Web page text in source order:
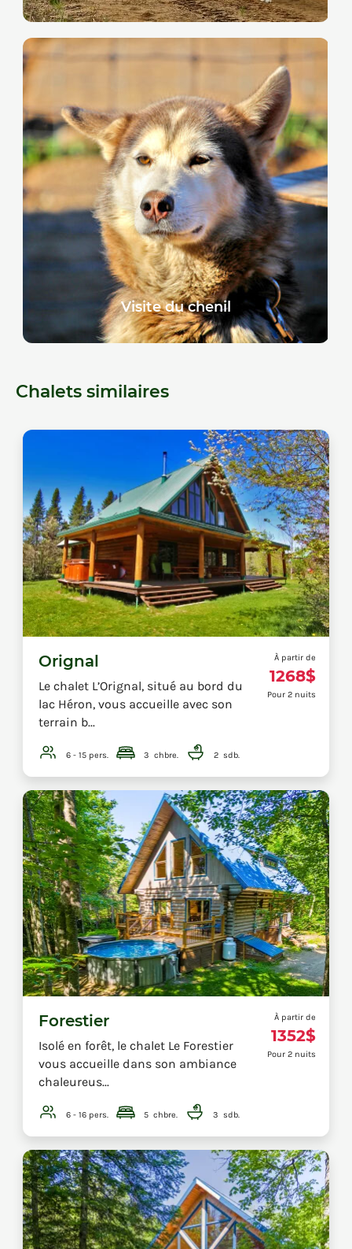
Visite du chenil
Chalets similaires
Orignal
Le chalet L’Orignal, situé au bord du
lac Héron, vous accueille avec son
terrain b...
À partir de
1268$
Pour 2 nuits
6 - 15 pers. 3 chbre. 2 sdb.
Forestier
Isolé en forêt, le chalet Le Forestier
vous accueille dans son ambiance
chaleureus...
À partir de
1352$
Pour 2 nuits
6 - 16 pers. 5 chbre. 3 sdb.